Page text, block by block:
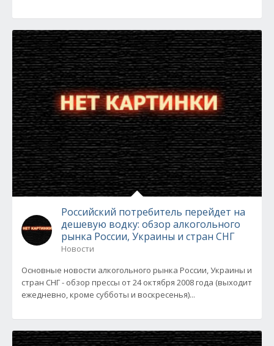
Российский потребитель перейдет на
дешевую водку: обзор алкогольного
рынка России, Украины и стран СНГ
Новости
Основные новости алкогольного рынка России, Украины и
стран СНГ - обзор прессы от 24 октября 2008 года (выходит
ежедневно, кроме субботы и воскресенья)...